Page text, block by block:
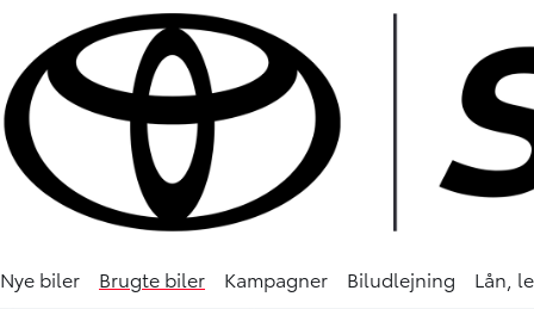
Nye biler Brugte biler Kampagner Biludlejning Lån,
HYBRID